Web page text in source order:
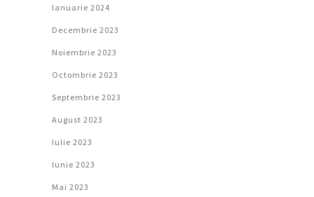
Ianuarie 2024
Decembrie 2023
Noiembrie 2023
Octombrie 2023
Septembrie 2023
August 2023
Iulie 2023
Iunie 2023
Mai 2023